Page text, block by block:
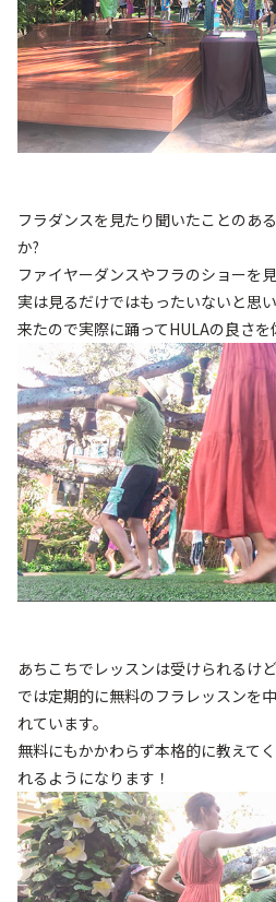
フラダンスを見たり聞いたことのあ
か?
ファイヤーダンスやフラのショーを
実は見るだけではもったいないと思
来たので実際に踊ってHULAの良さを
あちこちでレッスンは受けられるけ
では定期的に無料のフラレッスンを
れています。
無料にもかかわらず本格的に教えて
れるようになります！